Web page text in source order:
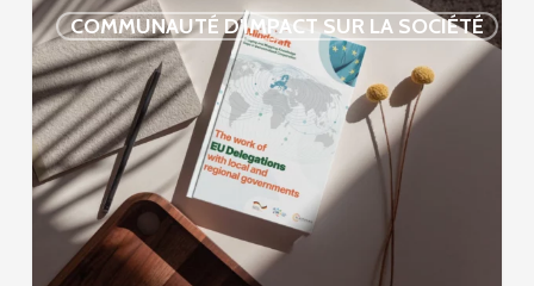
COMMUNAUTÉ D'IMPACT SUR LA SOCIÉTÉ
Étude
sur
la
délégation
de
l’UE